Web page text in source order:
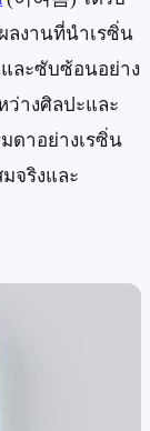
ลงานที่นำเรซิ่น
ละซับซ้อนอย่าง
ว่างศิลปะและ
ดาอย่างเรซิ่น
จริงและ